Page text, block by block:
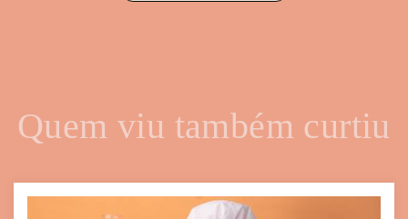
Quem viu também curtiu